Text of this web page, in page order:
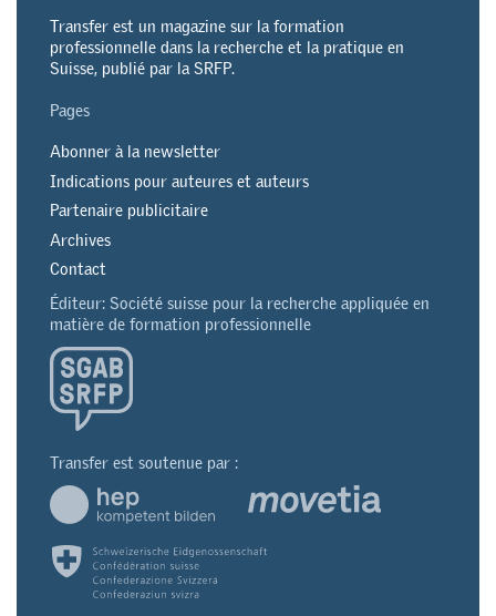
Transfer est un magazine sur la formation
professionnelle dans la recherche et la pratique en
Suisse, publié par la SRFP.
Pages
Abonner à la newsletter
Indications pour auteures et auteurs
Partenaire publicitaire
Archives
Contact
Éditeur: Société suisse pour la recherche appliquée en
matière de formation professionnelle
Transfer est soutenue par :